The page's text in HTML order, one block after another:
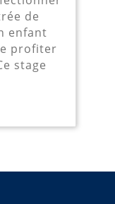
de
enfant
profiter
stage